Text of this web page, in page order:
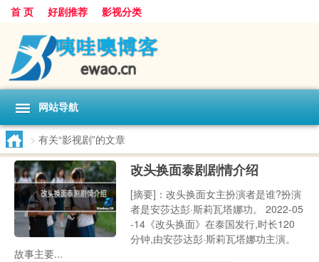
首 页 好剧推荐 影视分类
网站导航
> 有关“影视剧”的文章
改头换面泰剧剧情介绍
[摘要]：改头换面女主扮演者是谁?扮演
者是安莎达彭·斯莉瓦塔娜功。 2022-05
-14《改头换面》在泰国发行,时长120
分钟,由安莎达彭·斯莉瓦塔娜功主演。
故事主要...